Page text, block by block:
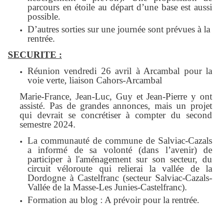
parcours en étoile au départ d’une base est aussi
possible.
D’autres sorties sur une journée sont prévues à la
rentrée.
SECURITE :
Réunion vendredi 26 avril à Arcambal pour la
voie verte, liaison Cahors-Arcambal
Marie-France, Jean-Luc, Guy et Jean-Pierre y ont
assisté. Pas de grandes annonces, mais un projet
qui devrait se concrétiser à compter du second
semestre 2024.
La communauté de commune de Salviac-Cazals
a informé de sa volonté (dans l’avenir) de
participer à l'aménagement sur son secteur, du
circuit véloroute qui relierai la vallée de la
Dordogne à Castelfranc (secteur Salviac-Cazals-
Vallée de la Masse-Les Junies-Castelfranc).
Formation au blog : A prévoir pour la rentrée.